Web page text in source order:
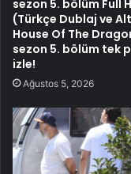
sezon 5. bölüm Full
(Türkçe Dublaj ve
House Of The
sezon 5. bölüm tek
izle!
Ağustos 5, 2026